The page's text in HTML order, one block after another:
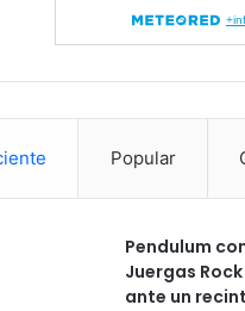
Popular
Pendulum
Juergas
ante un